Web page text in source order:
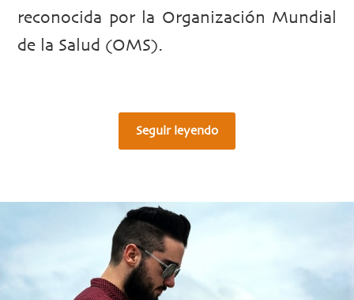
reconocida por la Organización Mundial
de la Salud (OMS).
Seguir leyendo